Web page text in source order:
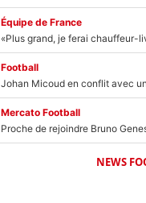
Équipe de France
Football
Mercato Football
NEWS